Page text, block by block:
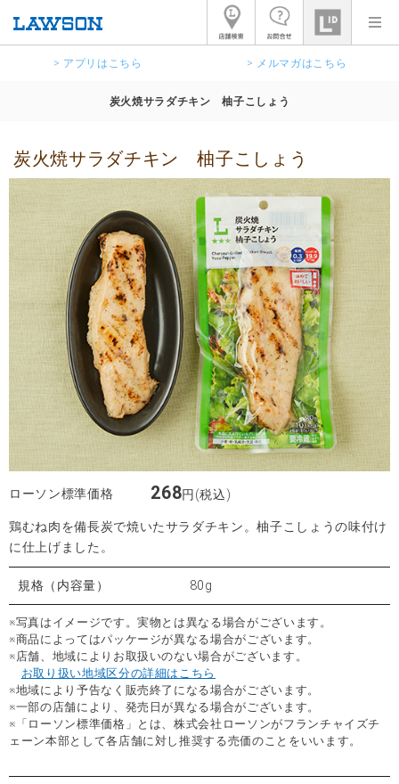
> アプリはこちら > メルマガはこちら
炭火焼サラダチキン 柚子こしょう
炭火焼サラダチキン 柚子こしょう
ローソン標準価格 268円(税込)
鶏むね肉を備長炭で焼いたサラダチキン。柚子こしょうの味付け
に仕上げました。
規格（内容量） 80g
※写真はイメージです。実物とは異なる場合がございます。
※商品によってはパッケージが異なる場合がございます。
※店舗、地域によりお取扱いのない場合がございます。
お取り扱い地域区分の詳細はこちら
※地域により予告なく販売終了になる場合がございます。
※一部の店舗により、発売日が異なる場合がございます。
※「ローソン標準価格」とは、株式会社ローソンがフランチャイズチ
ェーン本部として各店舗に対し推奨する売価のことをいいます。